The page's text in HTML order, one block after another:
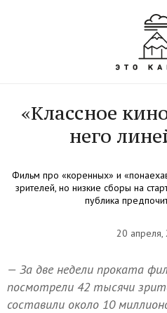
«Классное
него
Фильм про «коренных» и
зрителей, но низкие сборы на
публика
20 апреля,
— За две недели проката
посмотрели 42 тысячи
составили около 10